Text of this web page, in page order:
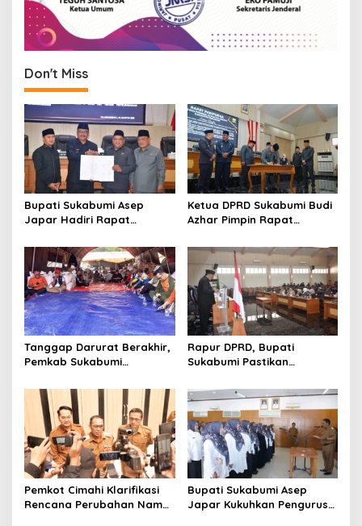
Don't Miss
Bupati Sukabumi Asep
Japar Hadiri Rapat
PPAS dan Raperda
Disabilitas
Ketua DPRD Sukabumi Budi
Azhar Pimpin Rapat
dan Raperda Tirta Jaya
Tanggap Darurat Berakhir,
Pemkab Sukabumi
Dimulai
Rapur DPRD, Bupati
Sukabumi Pastikan
Jadi Perda
Pemkot Cimahi Klarifikasi
Rencana Perubahan Nama
Bupati Sukabumi Asep
Japar Kukuhkan Pengurus